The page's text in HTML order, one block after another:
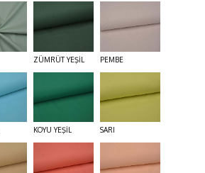
ZÜMRÜT YEŞİL PEMBE
KOYU YEŞİL SARI